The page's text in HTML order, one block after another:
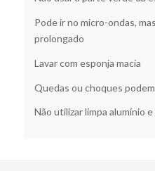
Pode ir no micro-ondas,
prolongado
Lavar com esponja macia
Quedas ou choques
Não utilizar limpa alumínio